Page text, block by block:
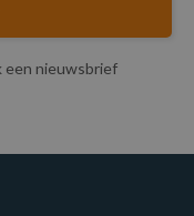
een nieuwsbrief